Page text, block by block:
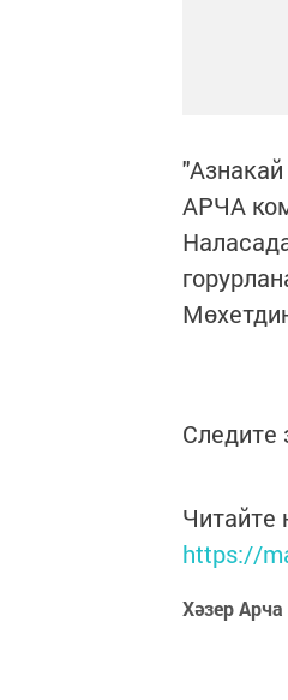
АРЧА
Читайте
https://
Хәзер